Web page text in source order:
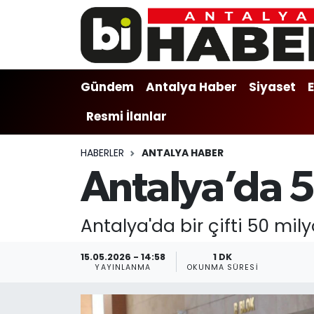
Gündem Antalya Haber Siyaset
Resmi İlanlar
HABERLER ANTALYA HABER
Antalya’da
Antalya'da bir çifti 50
15.05.2026 - 14:58
YAYINLANMA
1 DK
OKUNMA SÜRESI
Gündem
Antalya Haber
Siyaset
Ekonomi
Kültür-sanat
Gündem
Antalya Haber
Siyaset
Ekonomi
Kültür-sanat
Muratpaşa Nöbetçi Eczaneler
Muratpaşa Hava Durumu
Muratpaşa Trafik Yoğunluk Haritası
Süper Lig Puan Durumu ve Fikstür
Tüm Manşetler
Son Dakika Haberleri
Haber Arşivi